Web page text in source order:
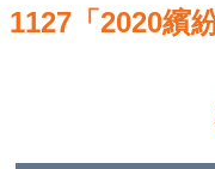
告
關
1127「2020繽